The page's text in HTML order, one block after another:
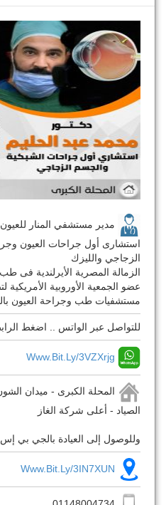
مدير مستشفي المنار للعيون
استشارى أول جراحات العيون
الزجاجي والليزك
الزمالة المصرية الأيرلندية فى
عضو الجمعية الأوروبية
مستشفيات طب وجراحة العيون
للتواصل عبر الواتس .. اضغط
Www.bit.ly/3VZXrjg
المحلة الكبرى - ميدان
الصياد - أعلى شركة الغاز
وللوصول إلى العيادة بالجي بي
Www.bit.ly/3IN7XUN